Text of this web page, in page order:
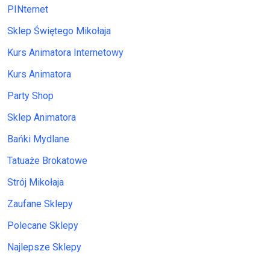
PINternet
Sklep Świętego Mikołaja
Kurs Animatora Internetowy
Kurs Animatora
Party Shop
Sklep Animatora
Bańki Mydlane
Tatuaże Brokatowe
Strój Mikołaja
Zaufane Sklepy
Polecane Sklepy
Najlepsze Sklepy